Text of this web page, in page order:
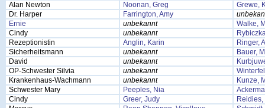
Alan Newton
Noonan, Greg
Grewe,
Dr. Harper
Farrington, Amy
Ernie
unbekannt
Walke,
Cindy
unbekannt
Rezeptionistin
Anglin, Karin
Ringer,
Sicherheitsmann
unbekannt
Bauer,
David
unbekannt
OP-Schwester Silvia
unbekannt
Krankenhaus-Wachmann
unbekannt
Kunze,
Schwester Mary
Peeples, Nia
Cindy
Greer, Judy